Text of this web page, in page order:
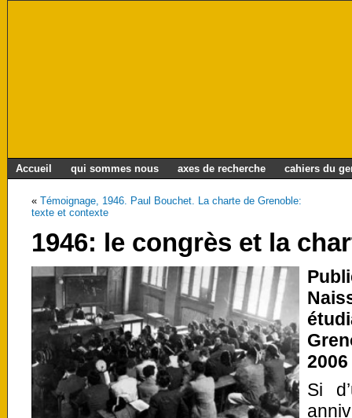
Accueil qui sommes nous axes de recherche cahiers du
« Témoignage, 1946. Paul Bouchet. La charte de Grenoble:
texte et contexte
1946: le congrès et la
2006
Si